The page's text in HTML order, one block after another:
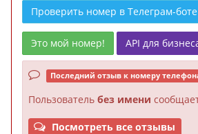
Проверить номер в Телеграм-боте
Это мой номер! API для
Последний отзыв к номеру
Пользователь без имени
Посмотреть все отзывы